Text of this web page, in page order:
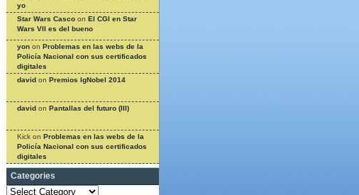
yo
Star Wars Casco on El CGI en Star
Wars VII es del bueno
yon on Problemas en las webs de la
Policía Nacional con sus certificados
digitales
david on Premios IgNobel 2014
david on Pantallas del futuro (III)
Kick on Problemas en las webs de la
Policía Nacional con sus certificados
digitales
Categories
Categories